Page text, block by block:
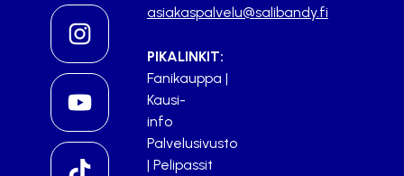
asiakaspalvelu@salibandy.fi
PIKALINKIT:
Fanikauppa |
Kausi-
info
Palvelusivusto
| Pelipassit